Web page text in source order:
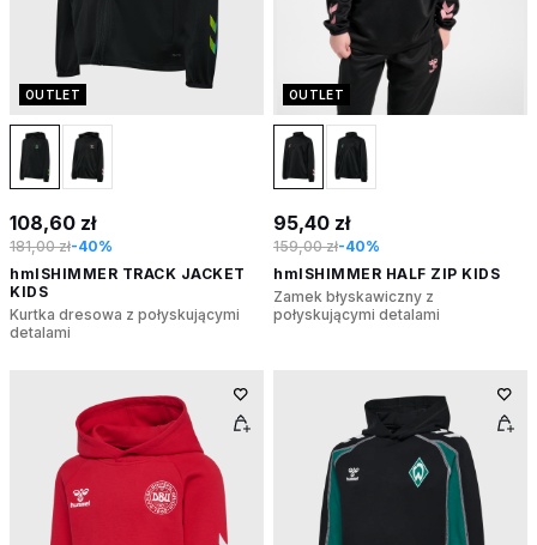
OUTLET
108,60 zł
181,00 zł-40%
hmlSHIMMER TRACK JACKET
KIDS
Kurtka dresowa z połyskującymi
detalami
OUTLET
95,40 zł
159,00 zł-40%
hmlSHIMMER HALF ZIP KIDS
Zamek błyskawiczny z
połyskującymi detalami